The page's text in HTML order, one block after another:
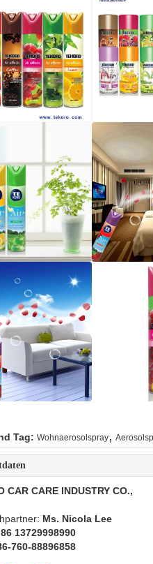
Tag: Wohnaerosolspray,
CAR CARE INDUSTRY CO.,
Ms. Nicola Lee
86 13729998990
760-88896858